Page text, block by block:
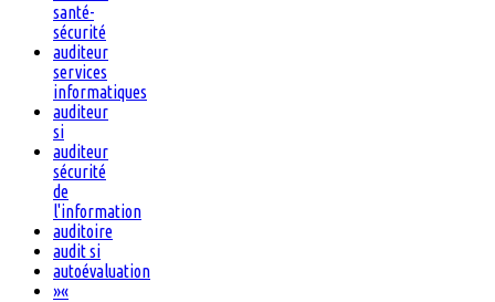
santé-
sécurité
auditeur
services
informatiques
auditeur
si
auditeur
sécurité
de
l'information
auditoire
audit si
autoévaluation
»«